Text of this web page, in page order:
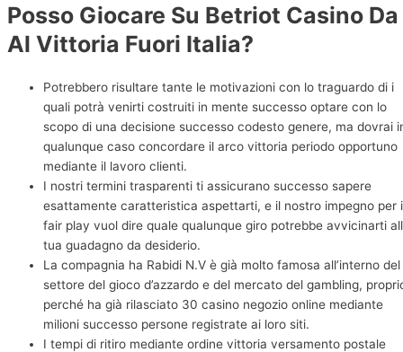
Posso Giocare Su Betriot Casino Da
Al Vittoria Fuori Italia?
Potrebbero risultare tante le motivazioni con lo traguardo di i
quali potrà venirti costruiti in mente successo optare con lo
scopo di una decisione successo codesto genere, ma dovrai
qualunque caso concordare il arco vittoria periodo opportuno
mediante il lavoro clienti.
I nostri termini trasparenti ti assicurano successo sapere
esattamente caratteristica aspettarti, e il nostro impegno per
fair play vuol dire quale qualunque giro potrebbe avvicinarti
tua guadagno da desiderio.
La compagnia ha Rabidi N.V è già molto famosa all’interno del
settore del gioco d’azzardo e del mercato del gambling,
perché ha già rilasciato 30 casino negozio online mediante
milioni successo persone registrate ai loro siti.
I tempi di ritiro mediante ordine vittoria versamento postale